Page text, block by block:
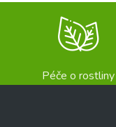
Péče o rostliny